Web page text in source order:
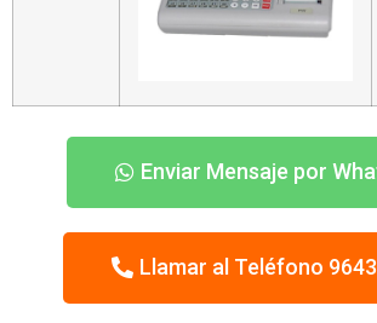
Enviar Mensaje por
Llamar al Teléfono